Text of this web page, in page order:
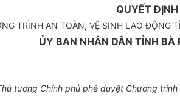
QUYẾT ĐỊNH
TRÌNH AN TOÀN, VỆ SINH LAO ĐỘNG
ỦY BAN NHÂN DÂN TỈNH BÀ
tướng Chính phủ phê duyệt Chương